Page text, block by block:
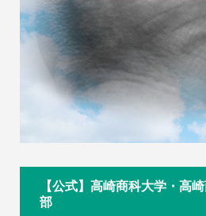
【公式】高崎商科大学・高
部